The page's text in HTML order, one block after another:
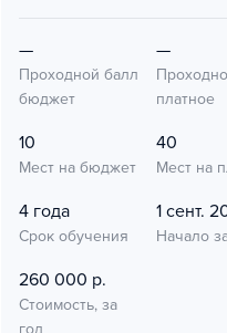
—
Проходной балл
бюджет
—
платное
10
Мест на бюджет
40
Мест на
4 года
Срок обучения
1 сент.
Начало
260 000 р.
Стоимость, за
год